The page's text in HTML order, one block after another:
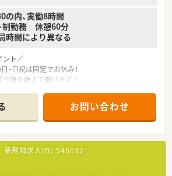
極的に対応しており、薬剤師としてのスキルが磨
イベントへも積極参加！
な存在となるよう日々活動されています♪
10時間以下を目指して取り組んでおり、メリハ
い方にオススメの環境です♪
などのライフイベントに最大限の配慮を行って
後復帰率は100%♪
だける環境がございます。
の内、実働8時間
制勤務 休憩60分
時間により異なる
ント／
日祝は固定でお休み！
腰を据えて働けます♪
の増員募集♪
で安定経営！
のない方でも安心な研修制度あり！
剤師として就業いただくため、
剤師を目指したい方歓迎！！
！／
お問い合わせ
薬剤師求人ID： 546032